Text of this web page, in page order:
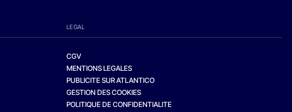
LEGAL
CGV
MENTIONS LEGALES
PUBLICITE SUR ATLANTICO
GESTION DES COOKIES
POLITIQUE DE CONFIDENTIALITE